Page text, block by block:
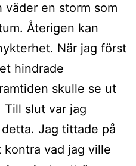
en storm som
Återigen kan
När jag först
hindrade
skulle se ut
Till slut var jag
Jag tittade på
vad jag ville